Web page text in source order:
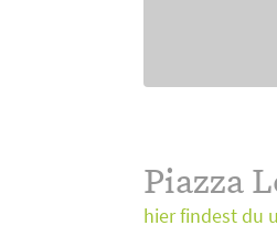
Piazza
hier findest du